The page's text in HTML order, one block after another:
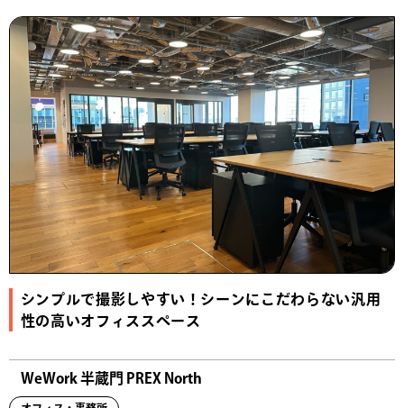
シンプルで撮影しやすい！シーンにこだわらない汎用
性の高いオフィススペース
WeWork 半蔵門 PREX North